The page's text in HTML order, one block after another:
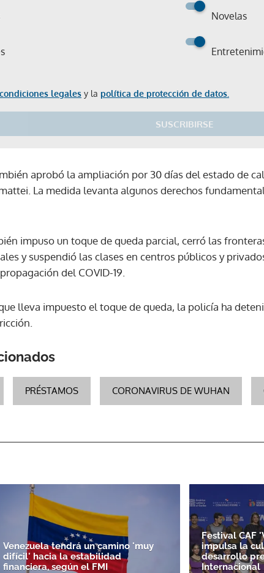
Novelas
condiciones legales y la política de protección de datos.
SUSCRIBIRSE
aprobó la ampliación por 30 días del estado de
La medida levanta algunos derechos
impuso un toque de queda parcial, cerró las
y suspendió las clases en centros públicos y
del COVID-19.
lleva impuesto el toque de queda, la policía ha
PRÉSTAMOS CORONAVIRUS DE WUHAN
Venezuela tendrá un camino 'muy
difícil' hacia la estabilidad
financiera, según el FMI
Festival CAF
impulsa la
desarrollo
Internacional